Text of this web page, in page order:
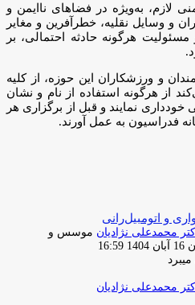
لازم، به‌ویژه در فضا‌های ناایمن و
و وسایل نقلیه، خطرآفرین و مغایر
هرگونه حادثه احتمالی، بر
و ورزشکاران این حوزه، از کلیه
از هرگونه استفاده از نام و نشان
نمایند و قبل از برگزاری هر
فدراسیون به عمل آورند.
و اتومبیل‌رانی
موسس و
ارسال
ایمیل
16 آبان 1404 16:59